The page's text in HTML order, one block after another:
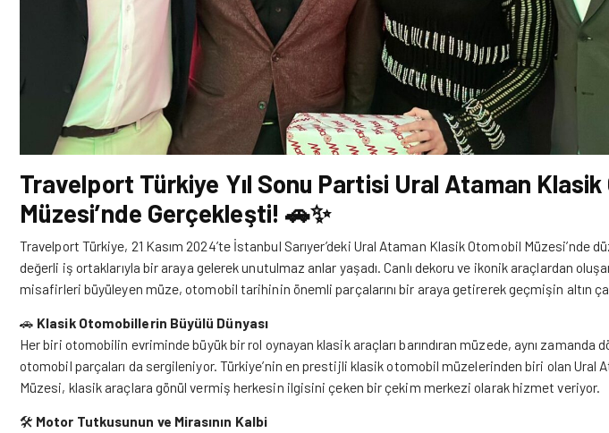
Travelport Türkiye Yıl Sonu Partisi Ural Ataman Klasik
Müzesi’nde Gerçekleşti! 🚗✨
Travelport Türkiye, 21 Kasım 2024’te İstanbul Sarıyer’deki Ural Ataman Klasik Otomobil Müzesi’nde
değerli iş ortaklarıyla bir araya gelerek unutulmaz anlar yaşadı. Canlı dekoru ve ikonik araçlardan
misafirleri büyüleyen müze, otomobil tarihinin önemli parçalarını bir araya getirerek geçmişin altın
🚗 Klasik Otomobillerin Büyülü Dünyası
Her biri otomobilin evriminde büyük bir rol oynayan klasik araçları barındıran müzede, aynı zamanda
otomobil parçaları da sergileniyor. Türkiye’nin en prestijli klasik otomobil müzelerinden biri olan Ural
Müzesi, klasik araçlara gönül vermiş herkesin ilgisini çeken bir çekim merkezi olarak hizmet veriyor.
🛠️ Motor Tutkusunun ve Mirasının Kalbi